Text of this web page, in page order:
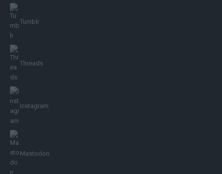
Tumblr
Threads
Instagram
Mastodon